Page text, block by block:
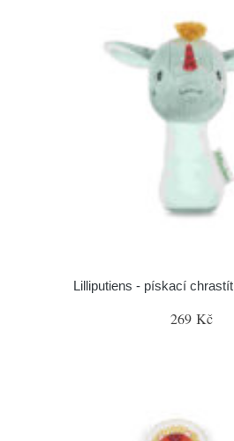
Lilliputiens - pískací
269 Kč